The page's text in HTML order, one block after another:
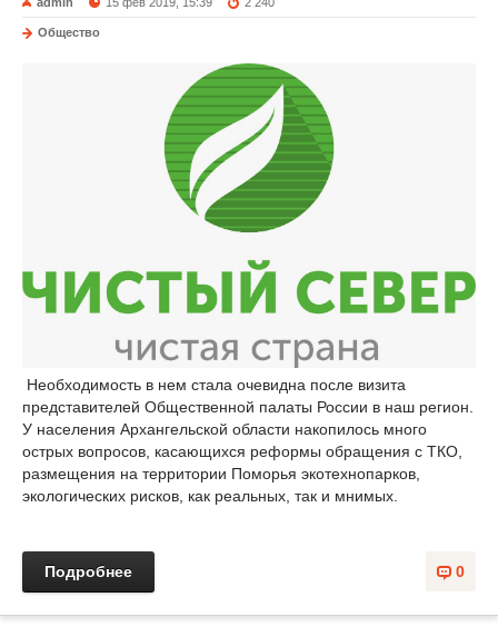
Общество
Необходимость в нем стала очевидна после визита
представителей Общественной палаты России в наш регион.
У населения Архангельской области накопилось много
острых вопросов, касающихся реформы обращения с ТКО,
размещения на территории Поморья экотехнопарков,
экологических рисков, как реальных, так и мнимых.
0
Подробнее